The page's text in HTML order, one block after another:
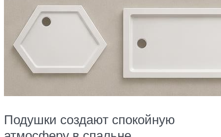
Подушки создают спокойную